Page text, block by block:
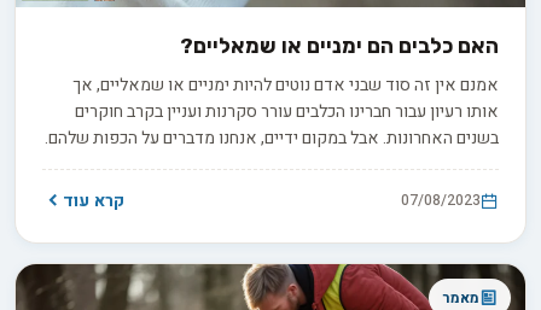
האם כלבים הם ימניים או שמאליים?
אמנם אין זה סוד שבני אדם נוטים להיות ימניים או שמאליים, אך
אותו רעיון עבור חברינו הכלבים עורר סקרנות ועניין בקרב חוקרים
בשנים האחרונות. אבל במקום ידיים, אנחנו מדברים על הכפות שלהם.
עם זאת, העדפת כפות רגליים היא יותר מסתם מוזרות חמודה - היא
חלון מדהים לעולם המסקרן של הקוגניציה, ההתנהגות ואפילו
האישיות הייחודית של כלבים.
07/08/2023 קרא עוד
מאמר